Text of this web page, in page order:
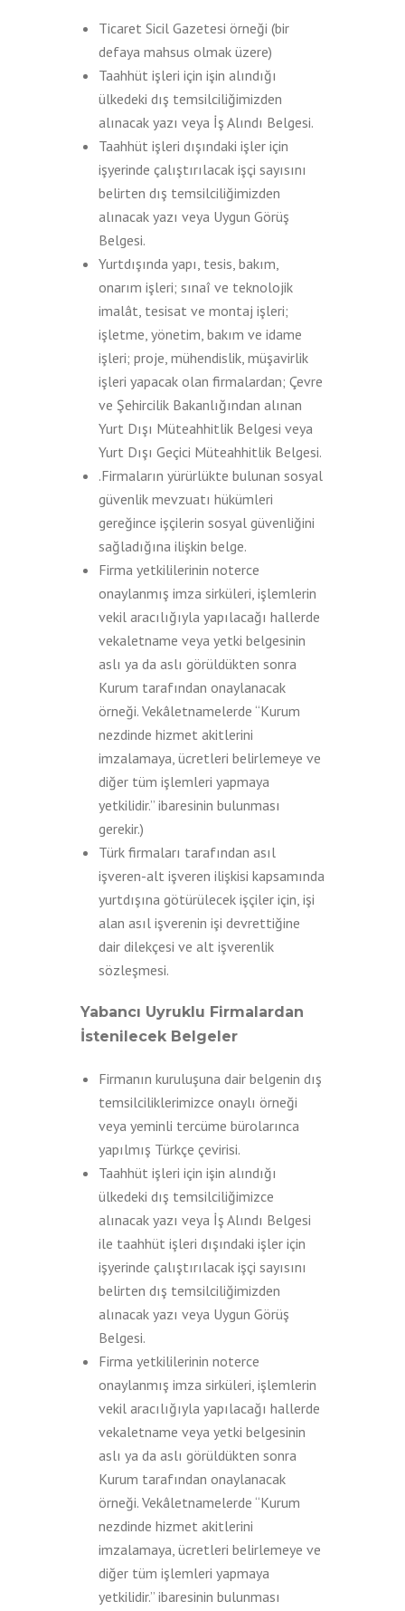
Ticaret Sicil Gazetesi örneği (bir
defaya mahsus olmak üzere)
Taahhüt işleri için işin alındığı
ülkedeki dış temsilciliğimizden
alınacak yazı veya İş Alındı Belgesi.
Taahhüt işleri dışındaki işler için
işyerinde çalıştırılacak işçi sayısını
belirten dış temsilciliğimizden
alınacak yazı veya Uygun Görüş
Belgesi.
Yurtdışında yapı, tesis, bakım,
onarım işleri; sınaî ve teknolojik
imalât, tesisat ve montaj işleri;
işletme, yönetim, bakım ve idame
işleri; proje, mühendislik, müşavirlik
işleri yapacak olan firmalardan; Çevre
ve Şehircilik Bakanlığından alınan
Yurt Dışı Müteahhitlik Belgesi veya
Yurt Dışı Geçici Müteahhitlik Belgesi.
.Firmaların yürürlükte bulunan sosyal
güvenlik mevzuatı hükümleri
gereğince işçilerin sosyal güvenliğini
sağladığına ilişkin belge.
Firma yetkililerinin noterce
onaylanmış imza sirküleri, işlemlerin
vekil aracılığıyla yapılacağı hallerde
vekaletname veya yetki belgesinin
aslı ya da aslı görüldükten sonra
Kurum tarafından onaylanacak
örneği. Vekâletnamelerde “Kurum
nezdinde hizmet akitlerini
imzalamaya, ücretleri belirlemeye ve
diğer tüm işlemleri yapmaya
yetkilidir.” ibaresinin bulunması
gerekir.)
Türk firmaları tarafından asıl
işveren-alt işveren ilişkisi kapsamında
yurtdışına götürülecek işçiler için, işi
alan asıl işverenin işi devrettiğine
dair dilekçesi ve alt işverenlik
sözleşmesi.
Yabancı Uyruklu Firmalardan
İstenilecek Belgeler
Firmanın kuruluşuna dair belgenin dış
temsilciliklerimizce onaylı örneği
veya yeminli tercüme bürolarınca
yapılmış Türkçe çevirisi.
Taahhüt işleri için işin alındığı
ülkedeki dış temsilciliğimizce
alınacak yazı veya İş Alındı Belgesi
ile taahhüt işleri dışındaki işler için
işyerinde çalıştırılacak işçi sayısını
belirten dış temsilciliğimizden
alınacak yazı veya Uygun Görüş
Belgesi.
Firma yetkililerinin noterce
onaylanmış imza sirküleri, işlemlerin
vekil aracılığıyla yapılacağı hallerde
vekaletname veya yetki belgesinin
aslı ya da aslı görüldükten sonra
Kurum tarafından onaylanacak
örneği. Vekâletnamelerde “Kurum
nezdinde hizmet akitlerini
imzalamaya, ücretleri belirlemeye ve
diğer tüm işlemleri yapmaya
yetkilidir.” ibaresinin bulunması